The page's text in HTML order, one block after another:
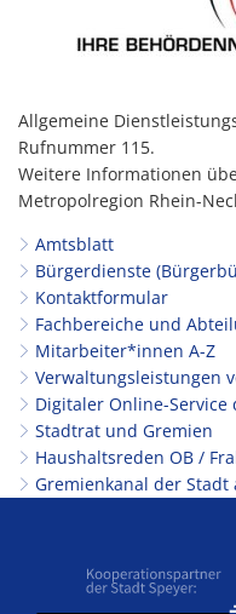
Allgemeine
Rufnummer 115.
Weitere Informationen
Metropolregion Rhein-
Amtsblatt
Bürgerdienste
Kontaktformular
Fachbereiche und
Mitarbeiter*innen A-Z
Verwaltungsleistungen
Digitaler Online-Service
Stadtrat und Gremien
Haushaltsreden OB /
Gremienkanal der Stadt